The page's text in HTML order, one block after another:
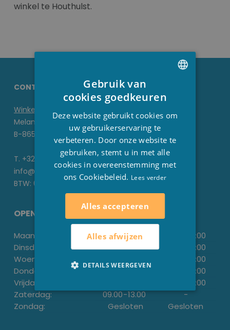
winkel te Houthulst.
CONTACTGEGEVENS STESHA
Winkel
Melanedreef 6 D
B-8650 Houthulst
T. +32 51 70 22 93
info@stesha.be
BTW: 0476.673.440
OPENINGSUREN
Maandag: -
18:00
Dinsdag:
09.00-12.00
18:00
Woensdag:
18:00
Donderdag:
09.00-12.00
18:00
Vrijdag:
18:00
Zaterdag:
09.00-13.00
-
Zondag:
Gesloten Gesloten
ENGLISH
Gebruik van
cookies goedkeuren
Deze website gebruikt cookies om
uw gebruikerservaring te
verbeteren. Door onze website te
gebruiken, stemt u in met alle
cookies in overeenstemming met
ons Cookiebeleid. Lees verder
Alles accepteren
Alles afwijzen
DETAILS WEERGEVEN